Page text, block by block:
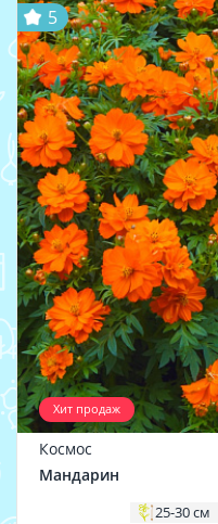
Хит продаж
5
Космос
Мандарин
25-30 см